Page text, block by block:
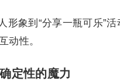
形象到“分享一瓶可乐”
动性。
定性的魔力